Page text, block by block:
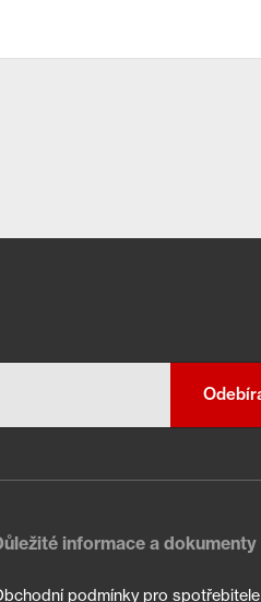
informace a dokumenty
podmínky pro spotřebitele